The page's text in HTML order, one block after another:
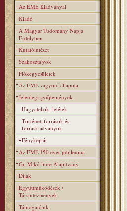
Az EME Kiadványai
Kiadó
A Magyar Tudomány Napja
Erdélyben
Kutatóintézet
Szakosztályok
Fiókegyesületek
Az EME vagyoni állapota
Jelenlegi gyűjtemények
Hagyatékok, letétek
Történeti források és
forráskiadványok
Fényképtár
Az EME 150 éves jubileuma
Gr. Mikó Imre Alapitvány
Díjak
Együttműködések /
Társintézmények
Támogatóink